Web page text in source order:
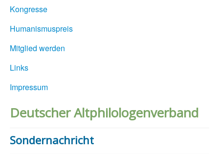
Kongresse
Humanismuspreis
Mitglied werden
Links
Impressum
Deutscher Altphilologenverband
Sondernachricht